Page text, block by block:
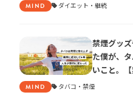
MIND ダイエット 継続
禁煙グッ
た僕が、
いこと。
MIND タバコ 禁煙